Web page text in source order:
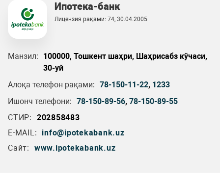
Ипотека-банк
Лицензия рақами: 74, 30.04.2005
Манзил:
100000, Тошкент шаҳри, Шаҳрисабз кўчаси,
30-уй
Алоқа телефон рақами: 78-150-11-22, 1233
Ишонч телефони: 78-150-89-56, 78-150-89-55
СТИР:
202858483
E-MAIL:
info@ipotekabank.uz
Сайт:
www.ipotekabank.uz